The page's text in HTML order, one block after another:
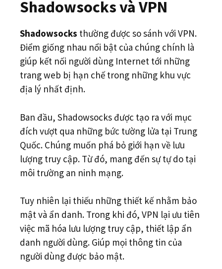
Shadowsocks và VPN
Shadowsocks thường được so sánh với VPN.
Điểm giống nhau nổi bật của chúng chính là
giúp kết nối người dùng Internet tới những
trang web bị hạn chế trong những khu vực
địa lý nhất định.
Ban đầu, Shadowsocks được tạo ra với mục
đích vượt qua những bức tường lửa tại Trung
Quốc. Chúng muốn phá bỏ giới hạn về lưu
lượng truy cập. Từ đó, mang đến sự tự do tại
môi trường an ninh mạng.
Tuy nhiên lại thiếu những thiết kế nhằm bảo
mật và ẩn danh. Trong khi đó, VPN lại ưu tiên
việc mã hóa lưu lượng truy cập, thiết lập ẩn
danh người dùng. Giúp mọi thông tin của
người dùng được bảo mật.